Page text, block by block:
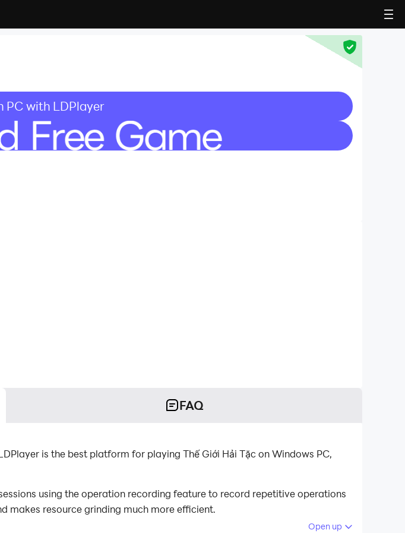
PC with LDPlayer
FAQ
is the best platform for playing Thế Giới Hải Tặc on Windows PC,
using the operation recording feature to record repetitive operations
makes resource grinding much more efficient.
Open up